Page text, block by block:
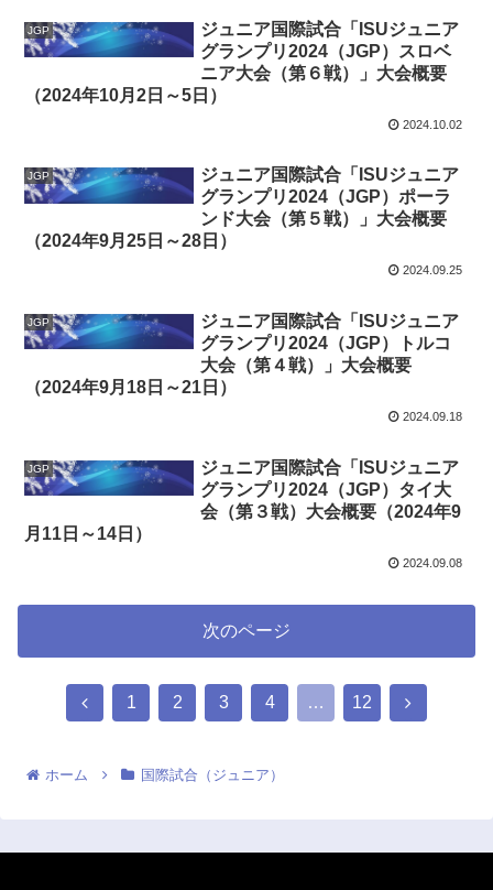
JGP
ジュニア国際試合「ISUジュニア
グランプリ2024（JGP）スロベ
ニア大会（第６戦）」大会概要
（2024年10月2日～5日）
2024.10.02
JGP
ジュニア国際試合「ISUジュニア
グランプリ2024（JGP）ポーラ
ンド大会（第５戦）」大会概要
（2024年9月25日～28日）
2024.09.25
JGP
ジュニア国際試合「ISUジュニア
グランプリ2024（JGP）トルコ
大会（第４戦）」大会概要
（2024年9月18日～21日）
2024.09.18
JGP
ジュニア国際試合「ISUジュニア
グランプリ2024（JGP）タイ大
会（第３戦）大会概要（2024年9
月11日～14日）
2024.09.08
次のページ
1 2 3 4 … 12
ホーム 国際試合（ジュニア）